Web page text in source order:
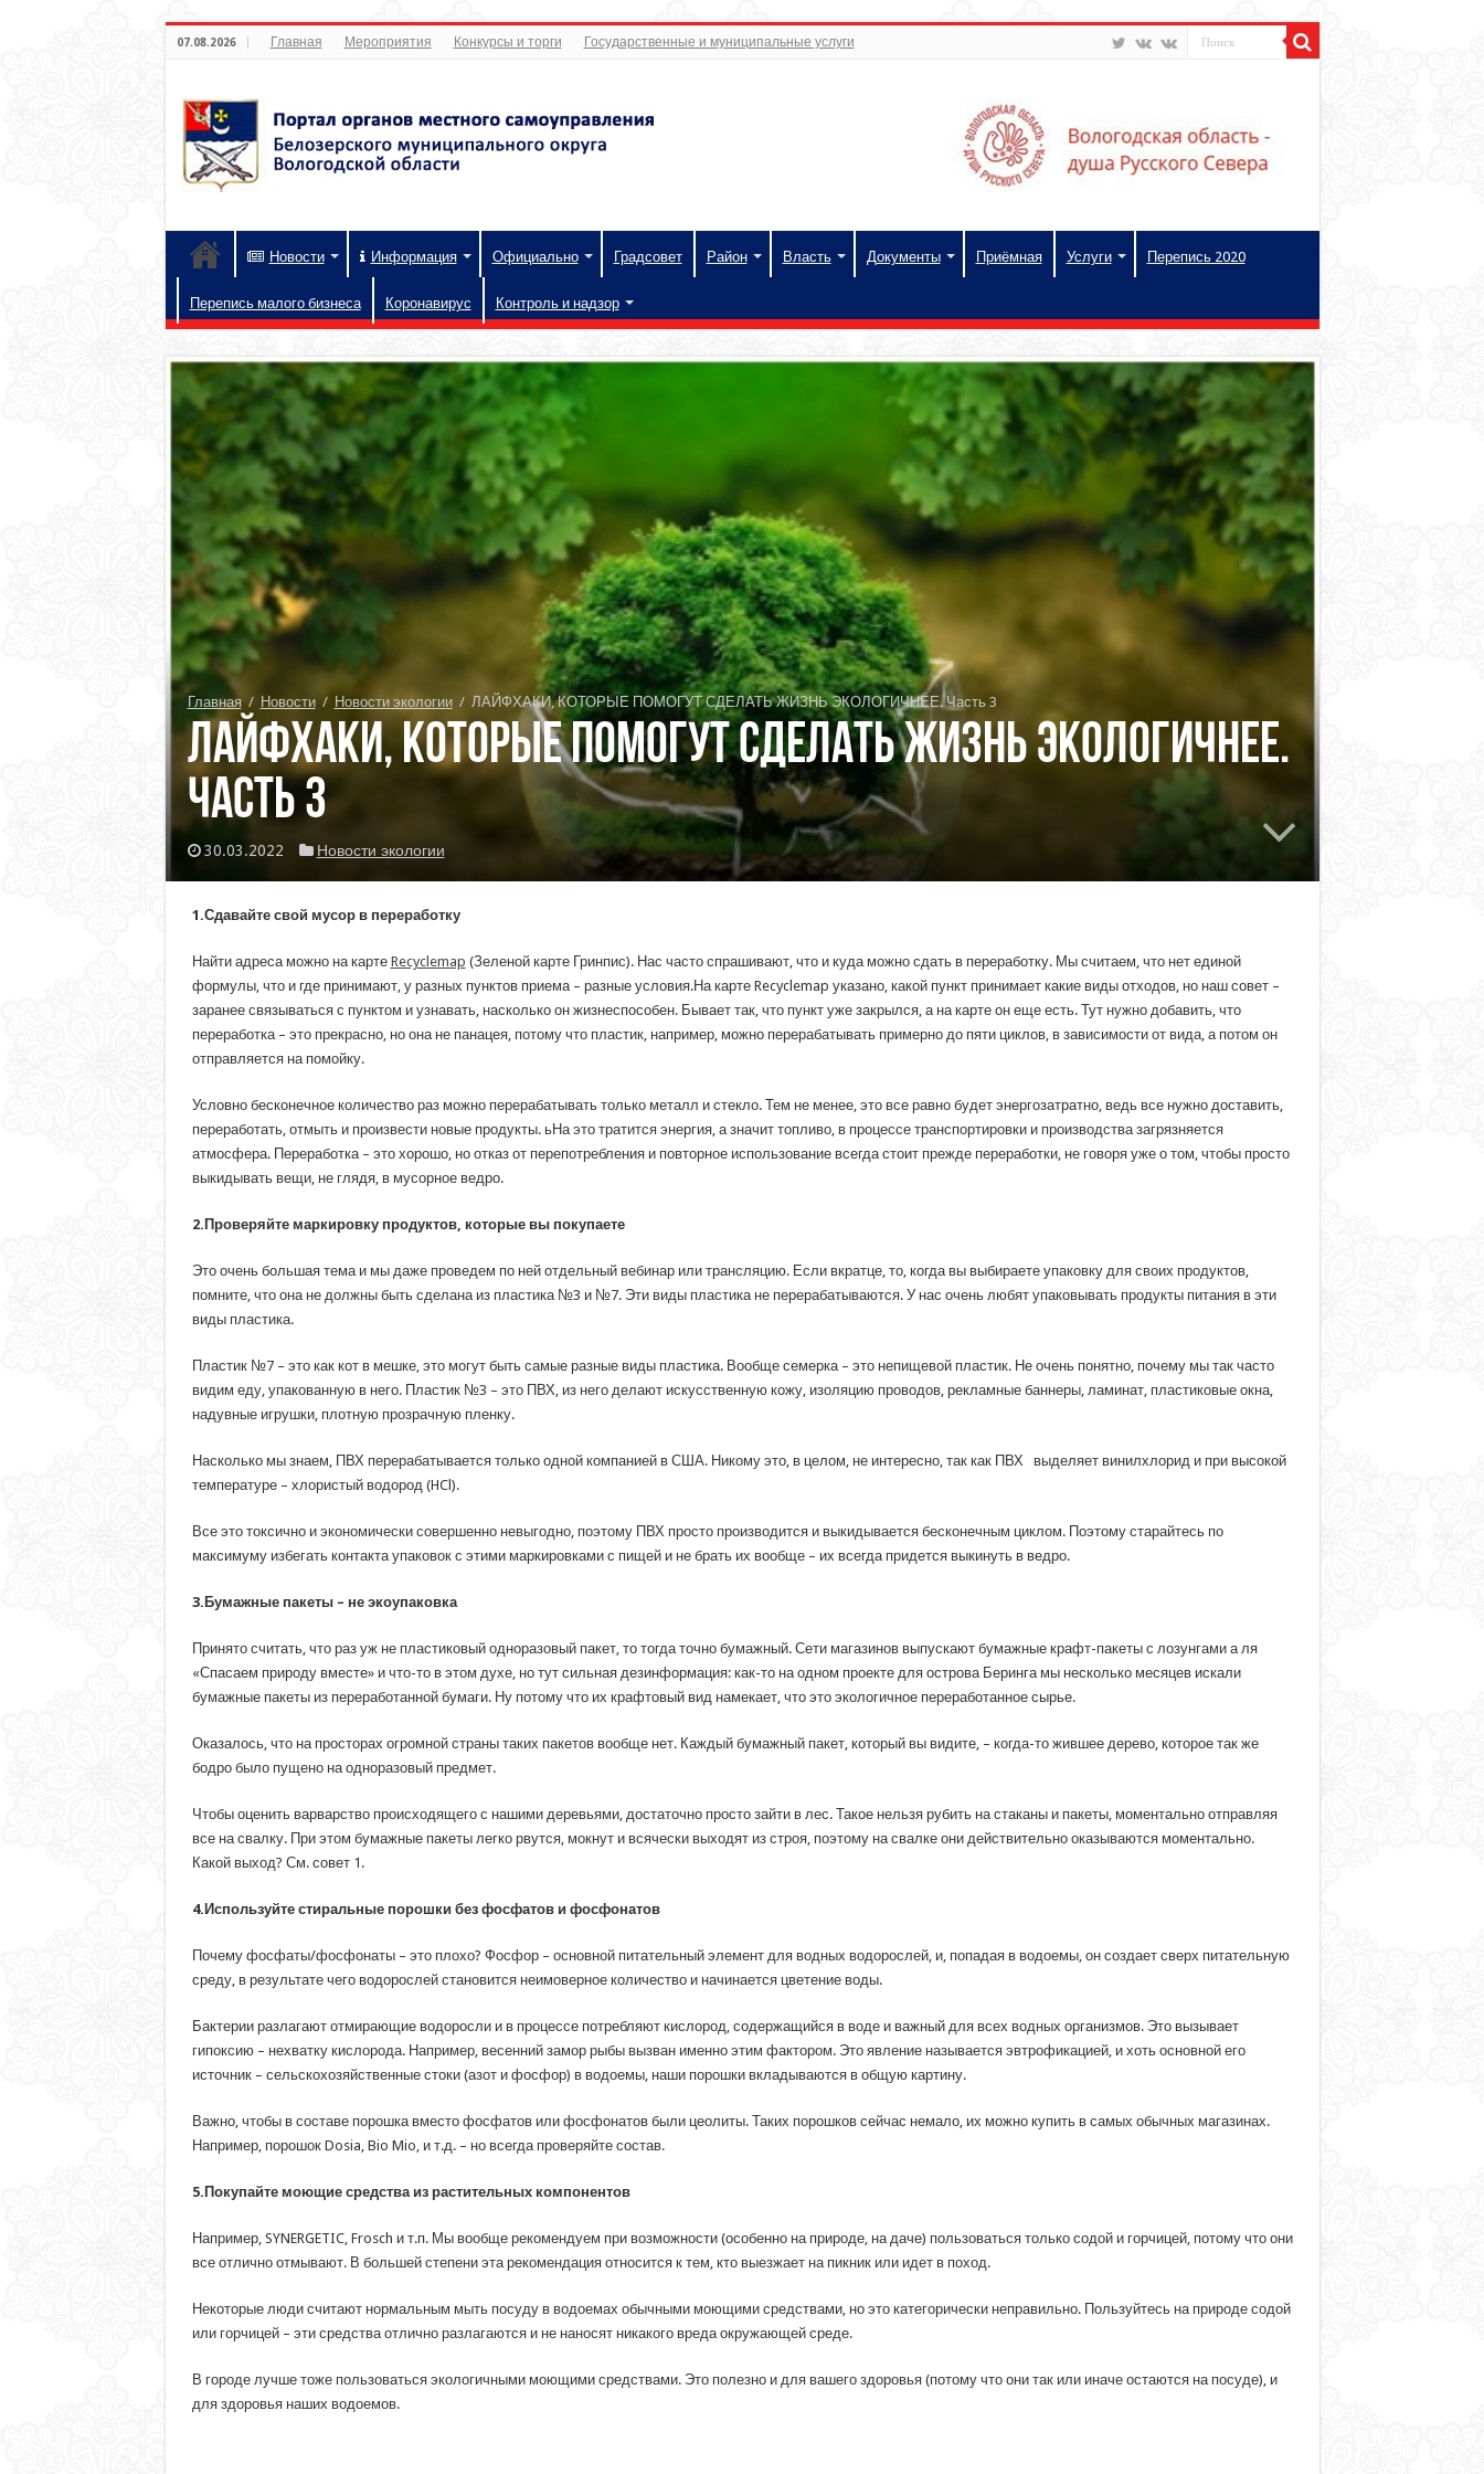
07.08.2026 Главная Мероприятия Конкурсы и торги Государственные и муниципальные услуги
Новости Информация Официально Градсовет Район Власть Документы Приёмная Услуги Перепись 2020
Перепись малого бизнеса Коронавирус Контроль и надзор
Главная / Новости / Новости экологии / ЛАЙФХАКИ, КОТОРЫЕ ПОМОГУТ СДЕЛАТЬ ЖИЗНЬ ЭКОЛОГИЧНЕЕ. Часть 3
ЛАЙФХАКИ, КОТОРЫЕ ПОМОГУТ СДЕЛАТЬ ЖИЗНЬ ЭКОЛОГИЧНЕЕ.
Часть 3
30.03.2022 Новости экологии
1.Сдавайте свой мусор в переработку
Найти адреса можно на карте Recyclemap (Зеленой карте Гринпис). Нас часто спрашивают, что и куда можно сдать в переработку. Мы считаем, что нет единой
формулы, что и где принимают, у разных пунктов приема – разные условия.На карте Recyclemap указано, какой пункт принимает какие виды отходов, но наш совет –
заранее связываться с пунктом и узнавать, насколько он жизнеспособен. Бывает так, что пункт уже закрылся, а на карте он еще есть. Тут нужно добавить, что
переработка – это прекрасно, но она не панацея, потому что пластик, например, можно перерабатывать примерно до пяти циклов, в зависимости от вида, а потом он
отправляется на помойку.
Условно бесконечное количество раз можно перерабатывать только металл и стекло. Тем не менее, это все равно будет энергозатратно, ведь все нужно доставить,
переработать, отмыть и произвести новые продукты. ьНа это тратится энергия, а значит топливо, в процессе транспортировки и производства загрязняется
атмосфера. Переработка – это хорошо, но отказ от перепотребления и повторное использование всегда стоит прежде переработки, не говоря уже о том, чтобы просто
выкидывать вещи, не глядя, в мусорное ведро.
2.Проверяйте маркировку продуктов, которые вы покупаете
Это очень большая тема и мы даже проведем по ней отдельный вебинар или трансляцию. Если вкратце, то, когда вы выбираете упаковку для своих продуктов,
помните, что она не должны быть сделана из пластика №3 и №7. Эти виды пластика не перерабатываются. У нас очень любят упаковывать продукты питания в эти
виды пластика.
Пластик №7 – это как кот в мешке, это могут быть самые разные виды пластика. Вообще семерка – это непищевой пластик. Не очень понятно, почему мы так часто
видим еду, упакованную в него. Пластик №3 – это ПВХ, из него делают искусственную кожу, изоляцию проводов, рекламные баннеры, ламинат, пластиковые окна,
надувные игрушки, плотную прозрачную пленку.
Насколько мы знаем, ПВХ перерабатывается только одной компанией в США. Никому это, в целом, не интересно, так как ПВХ выделяет винилхлорид и при высокой
температуре – хлористый водород (HCl).
Все это токсично и экономически совершенно невыгодно, поэтому ПВХ просто производится и выкидывается бесконечным циклом. Поэтому старайтесь по
максимуму избегать контакта упаковок с этими маркировками с пищей и не брать их вообще – их всегда придется выкинуть в ведро.
3.Бумажные пакеты – не экоупаковка
Принято считать, что раз уж не пластиковый одноразовый пакет, то тогда точно бумажный. Сети магазинов выпускают бумажные крафт-пакеты с лозунгами а ля
«Спасаем природу вместе» и что-то в этом духе, но тут сильная дезинформация: как-то на одном проекте для острова Беринга мы несколько месяцев искали
бумажные пакеты из переработанной бумаги. Ну потому что их крафтовый вид намекает, что это экологичное переработанное сырье.
Оказалось, что на просторах огромной страны таких пакетов вообще нет. Каждый бумажный пакет, который вы видите, – когда-то жившее дерево, которое так же
бодро было пущено на одноразовый предмет.
Чтобы оценить варварство происходящего с нашими деревьями, достаточно просто зайти в лес. Такое нельзя рубить на стаканы и пакеты, моментально отправляя
все на свалку. При этом бумажные пакеты легко рвутся, мокнут и всячески выходят из строя, поэтому на свалке они действительно оказываются моментально.
Какой выход? См. совет 1.
4.Используйте стиральные порошки без фосфатов и фосфонатов
Почему фосфаты/фосфонаты – это плохо? Фосфор – основной питательный элемент для водных водорослей, и, попадая в водоемы, он создает сверх питательную
среду, в результате чего водорослей становится неимоверное количество и начинается цветение воды.
Бактерии разлагают отмирающие водоросли и в процессе потребляют кислород, содержащийся в воде и важный для всех водных организмов. Это вызывает
гипоксию – нехватку кислорода. Например, весенний замор рыбы вызван именно этим фактором. Это явление называется эвтрофикацией, и хоть основной его
источник – сельскохозяйственные стоки (азот и фосфор) в водоемы, наши порошки вкладываются в общую картину.
Важно, чтобы в составе порошка вместо фосфатов или фосфонатов были цеолиты. Таких порошков сейчас немало, их можно купить в самых обычных магазинах.
Например, порошок Dosia, Bio Mio, и т.д. – но всегда проверяйте состав.
5.Покупайте моющие средства из растительных компонентов
Например, SYNERGETIC, Frosch и т.п. Мы вообще рекомендуем при возможности (особенно на природе, на даче) пользоваться только содой и горчицей, потому что они
все отлично отмывают. В большей степени эта рекомендация относится к тем, кто выезжает на пикник или идет в поход.
Некоторые люди считают нормальным мыть посуду в водоемах обычными моющими средствами, но это категорически неправильно. Пользуйтесь на природе содой
или горчицей – эти средства отлично разлагаются и не наносят никакого вреда окружающей среде.
В городе лучше тоже пользоваться экологичными моющими средствами. Это полезно и для вашего здоровья (потому что они так или иначе остаются на посуде), и
для здоровья наших водоемов.